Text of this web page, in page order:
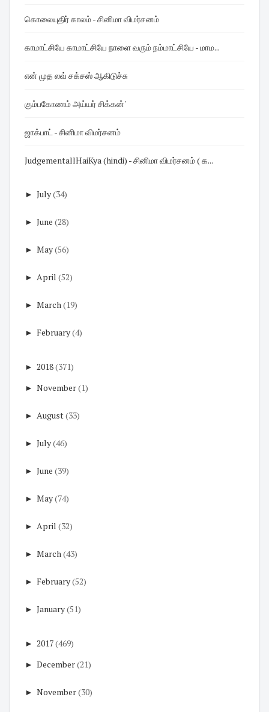
கொலையுதிர் காலம் - சினிமா விமர்சனம்
காமாட்சியே காமாட்சியே நாளை வரும் நம்மாட்சியே - மாம...
என் முத லவ் சக்சஸ் ஆகிடுச்சு
கும்பகோணம் அய்யர் சிக்கன்'
ஜாக்பாட் - சினிமா விமர்சனம்
JudgementallHaiKya (hindi) - சினிமா விமர்சனம் ( க...
► July(34)
► June (28)
► May(56)
► April (52)
► March(19)
► February(4)
► 2018(371)
► November(1)
► August(33)
► July(46)
► June (39)
► May(74)
► April (32)
► March(43)
► February(52)
► January(51)
► 2017(469)
► December(21)
► November(30)